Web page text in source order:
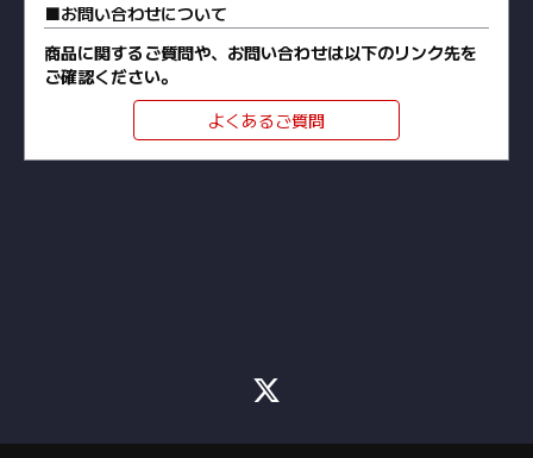
お問い合わせについて
商品に関するご質問や、お問い合わせは以下のリンク先を
ご確認ください。
よくあるご質問